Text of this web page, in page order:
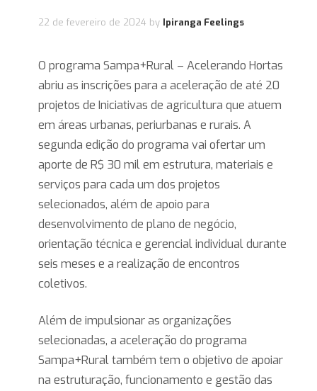
22 de fevereiro de 2024 by Ipiranga Feelings
O programa Sampa+Rural – Acelerando Hortas
abriu as inscrições para a aceleração de até 20
projetos de Iniciativas de agricultura que atuem
em áreas urbanas, periurbanas e rurais. A
segunda edição do programa vai ofertar um
aporte de R$ 30 mil em estrutura, materiais e
serviços para cada um dos projetos
selecionados, além de apoio para
desenvolvimento de plano de negócio,
orientação técnica e gerencial individual durante
seis meses e a realização de encontros
coletivos.
Além de impulsionar as organizações
selecionadas, a aceleração do programa
Sampa+Rural também tem o objetivo de apoiar
na estruturação, funcionamento e gestão das